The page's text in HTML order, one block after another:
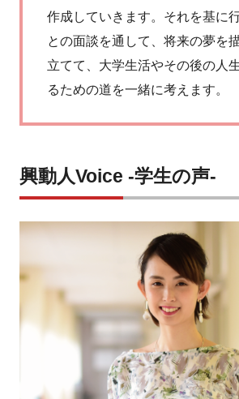
作成していきます。それを基に
との面談を通して、将来の夢を
立てて、大学生活やその後の人
るための道を一緒に考えます。
興動人Voice -学生の声-